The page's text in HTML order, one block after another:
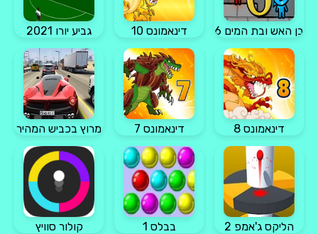
בן האש ובת המים 6 דינאמונס 10 גביע יורו 2021
דינאמונס 8 דינאמונס 7 מרוץ בכביש המהיר
הליקס ג'אמפ 2 בבלס 1 קולור סוויץ